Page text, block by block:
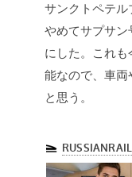
サンクトペテル
やめてサプサン
にした。これ
能なので、車両
と思う。